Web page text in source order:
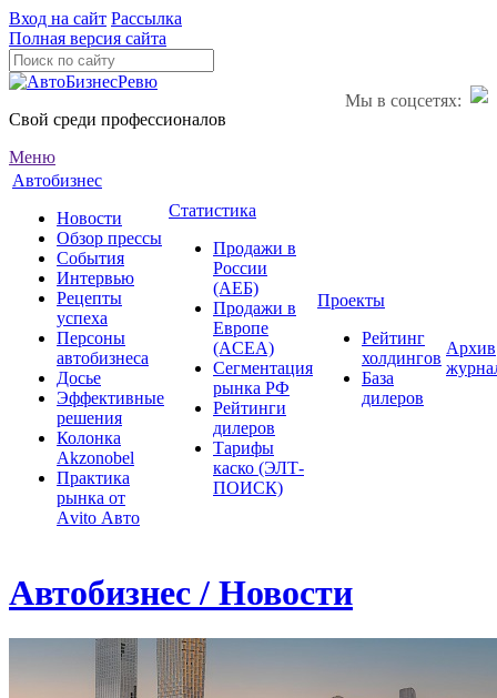
Вход на сайт Рассылка
Полная версия сайта
Мы в соцсетях:
Свой среди профессионалов
Меню
Автобизнес
Новости
Обзор прессы
События
Интервью
Рецепты
успеха
Персоны
автобизнеса
Досье
Эффективные
решения
Колонка
Akzonobel
Практика
рынка от
Аvito Авто
Статистика
Продажи в
России
(АЕБ)
Продажи в
Европе
(ACEA)
Сегментация
рынка РФ
Рейтинги
дилеров
Тарифы
каско (ЭЛТ-
ПОИСК)
Проекты
Рейтинг
холдингов
База
дилеров
Архив
Автобизнес / Новости